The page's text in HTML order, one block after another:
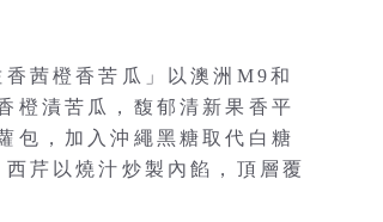
茜橙香苦瓜」以澳洲M9和
橙漬苦瓜，馥郁清新果香平
包，加入沖繩黑糖取代白糖
芹以燒汁炒製內餡，頂層覆